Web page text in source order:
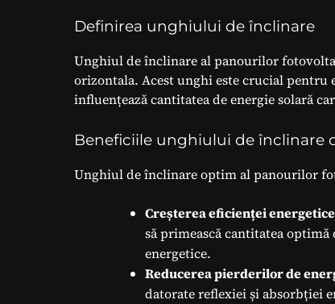
Definirea unghiului de înclinare
Unghiul de înclinare al panourilor
orizontala. Acest unghi este crucial pentru
influențează cantitatea de energie solară
Beneficiile unghiului de înclinare
Unghiul de înclinare optim al panourilor
Creșterea eficienței energetice
să primească cantitatea optimă
energetice.
Reducerea pierderilor de
datorate reflexiei și absorbției